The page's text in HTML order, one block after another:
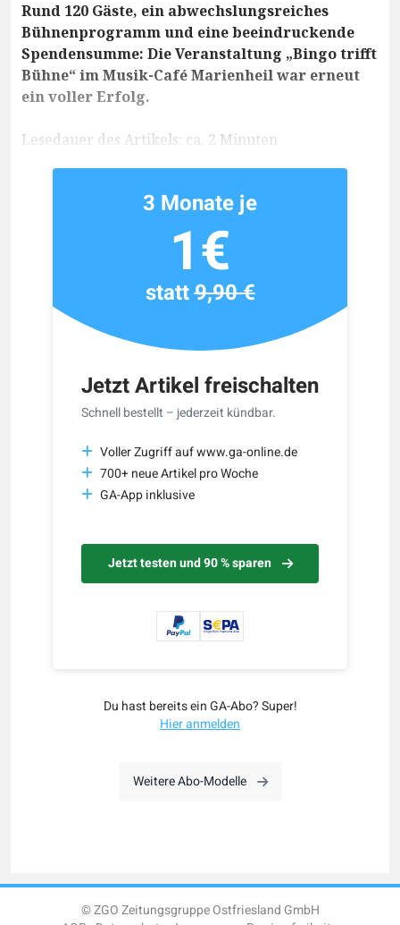
Rund 120 Gäste, ein abwechslungsreiches
Bühnenprogramm und eine beeindruckende
Spendensumme: Die Veranstaltung „Bingo trifft
Bühne“ im Musik-Café Marienheil war erneut
ein voller Erfolg.
Lesedauer des Artikels: ca. 2 Minuten
Jetzt Artikel freischalten
Schnell bestellt – jederzeit kündbar.
Voller Zugriff auf www.ga-online.de
700+ neue Artikel pro Woche
GA-App inklusive
Jetzt testen und 90 % sparen
3 Monate je
1€
statt9,90 €
Du hast bereits ein GA-Abo? Super!
Hier anmelden
Weitere Abo-Modelle
© ZGO Zeitungsgruppe Ostfriesland GmbH